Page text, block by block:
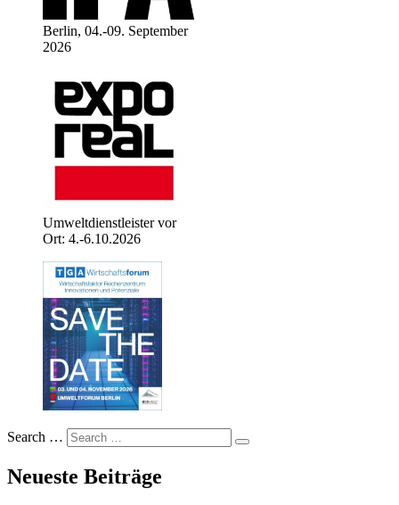
Berlin, 04.-09. September
2026
Umweltdienstleister vor
Ort: 4.-6.10.2026
Search …
Neueste Beiträge